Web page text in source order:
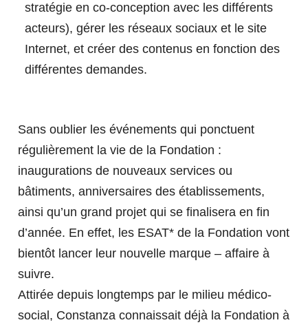
L'IUT EN IMAGES
TÉMOIGNAGES
LA FORMATION PROFESSIONNELLE
Alternance
TÉMOIGNAGES
FERMER
ILS NOUS SOUTIENNENT
CONTACTEZ NOUS
L'IUT VOUS ACCOMPAGNE
Formez vos collaborateurs
Bénéficiez des compétences de nos chercheurs
À L'IUT DE RODEZ
VENIR À L'IUT DE RODEZ
SOME EXPLANATIONS - INCOMING
STUDENTS
PARTENARIAT
RECHERCHE & INNOVATION
LA RECHERCHE À L'IUT DE
RODEZ
Nos enseignants chercheurs
Actualités de la Recherche
NOS CONSEILS ET
TRANSFERTS
stratégie en co-conception avec les différents
acteurs), gérer les réseaux sociaux et le site
Internet, et créer des contenus en fonction des
différentes demandes.
Sans oublier les événements qui ponctuent
régulièrement la vie de la Fondation :
inaugurations de nouveaux services ou
bâtiments, anniversaires des établissements,
ainsi qu’un grand projet qui se finalisera en fin
d’année. En effet, les ESAT* de la Fondation vont
bientôt lancer leur nouvelle marque – affaire à
suivre.
Attirée depuis longtemps par le milieu médico-
social, Constanza connaissait déjà la Fondation à